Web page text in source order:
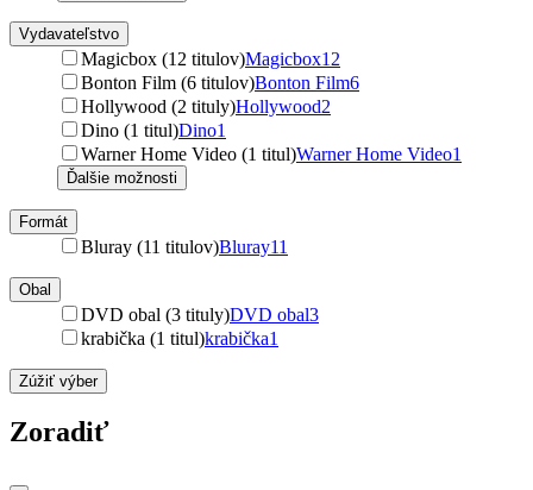
Vydavateľstvo
Magicbox (12 titulov)Magicbox12
Bonton Film (6 titulov)Bonton Film6
Hollywood (2 tituly)Hollywood2
Dino (1 titul)Dino1
Warner Home Video (1 titul)Warner Home Video1
Ďalšie možnosti
Formát
Bluray (11 titulov)Bluray11
Obal
DVD obal (3 tituly)DVD obal3
krabička (1 titul)krabička1
Zúžiť výber
Zoradiť